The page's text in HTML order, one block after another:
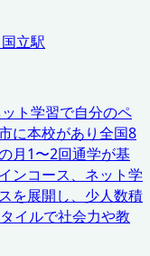
立駅
ト学習で自分のペ
に本校があり全国8
月1〜2回通学が基
ンコース、ネット学
を展開し、少人数積
イルで社会力や教